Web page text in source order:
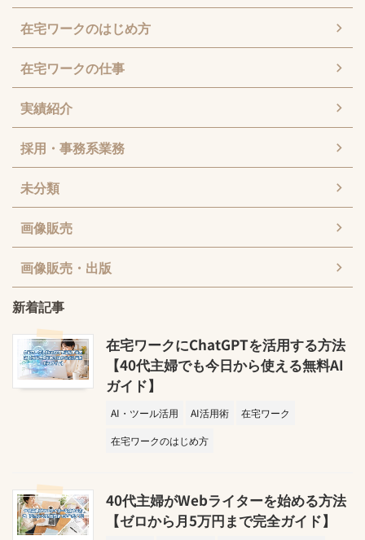
在宅ワークのはじめ方
在宅ワークの仕事
実績紹介
採用・事務系業務
未分類
画像販売
画像販売・出版
新着記事
在宅ワークにChatGPTを活用する方法
【40代主婦でも今日から使える無料AI
ガイド】
AI・ツール活用 AI活用術
在宅ワーク
在宅ワークのはじめ方
40代主婦がWebライターを始める方法
【ゼロから月5万円まで完全ガイド】